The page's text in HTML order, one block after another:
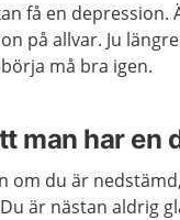
få en
på allvar. Ju
må bra igen.
man har en
om du är
är nästan aldrig